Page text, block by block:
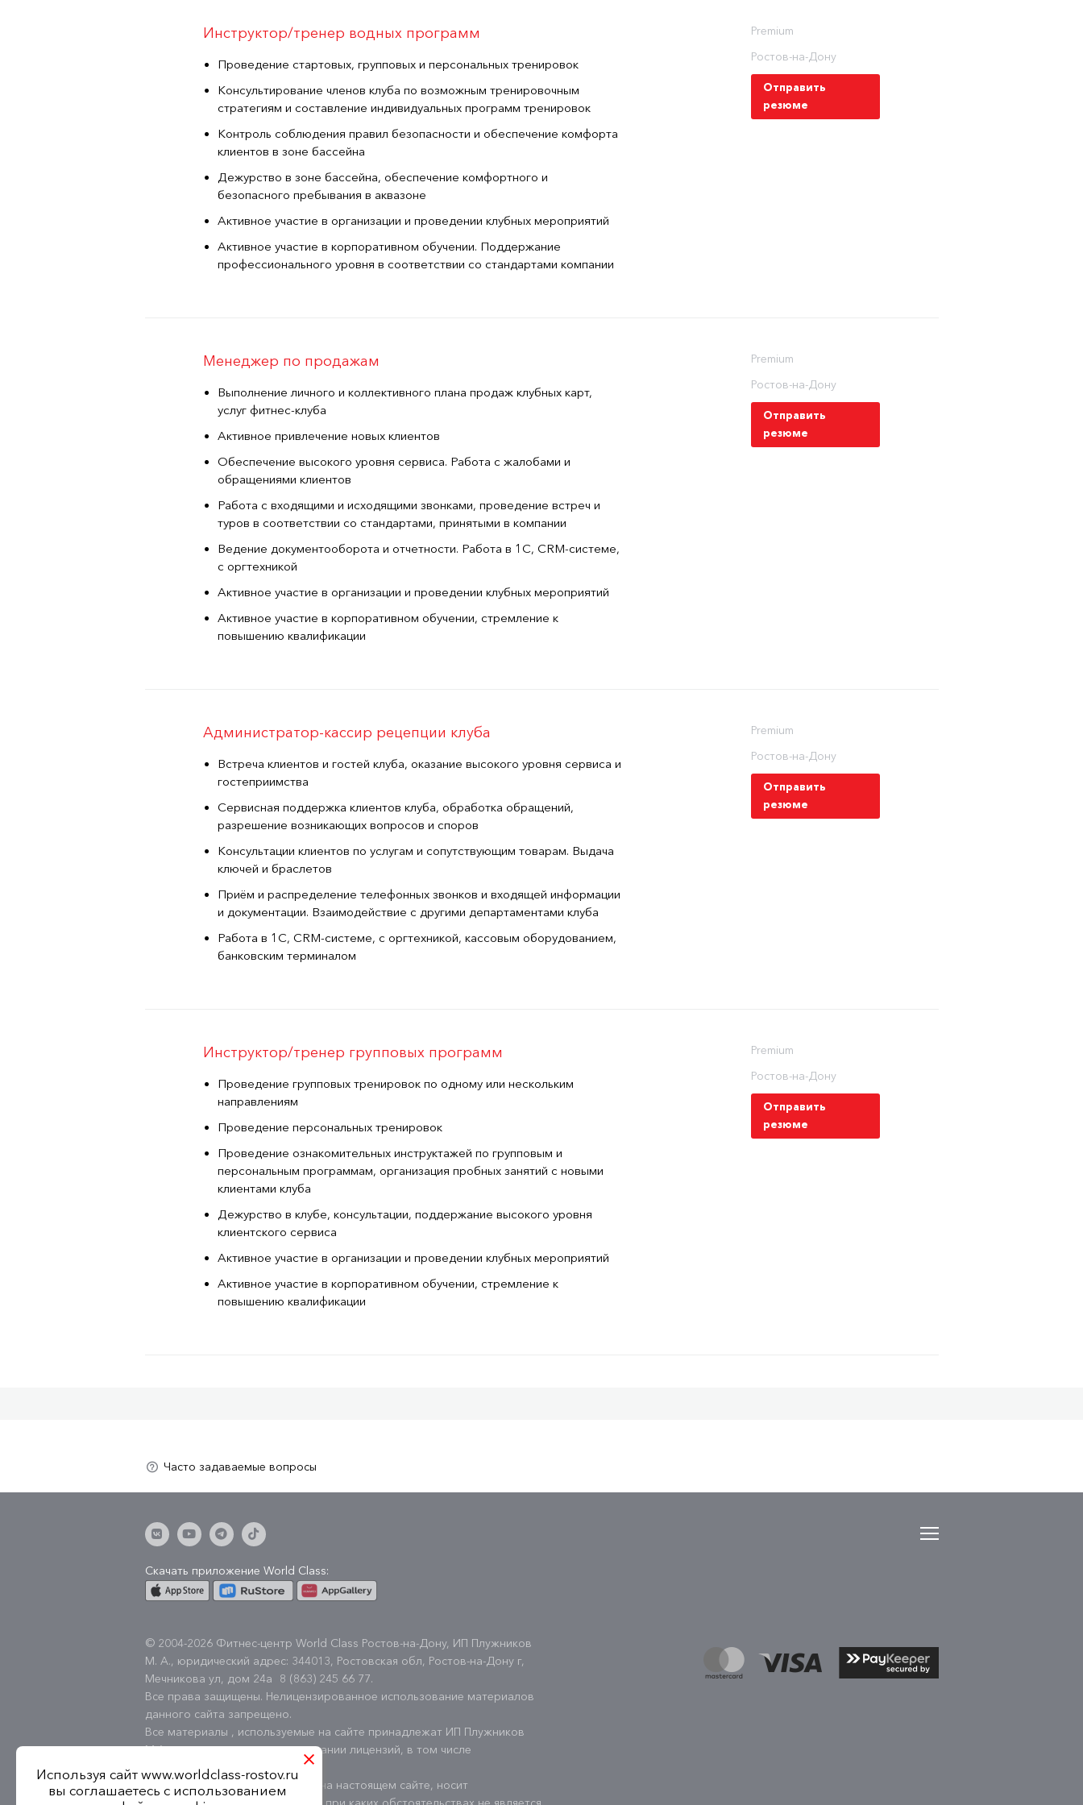
Premium
Ростов-на-Дону
Отправить
резюме
Инструктор/тренер водных программ
Проведение стартовых, групповых и персональных тренировок
Консультирование членов клуба по возможным тренировочным
стратегиям и составление индивидуальных программ тренировок
Контроль соблюдения правил безопасности и обеспечение комфорта
клиентов в зоне бассейна
Дежурство в зоне бассейна, обеспечение комфортного и
безопасного пребывания в аквазоне
Активное участие в организации и проведении клубных мероприятий
Активное участие в корпоративном обучении. Поддержание
профессионального уровня в соответствии со стандартами компании
Premium
Ростов-на-Дону
Отправить
резюме
Менеджер по продажам
Выполнение личного и коллективного плана продаж клубных карт,
услуг фитнес-клуба
Активное привлечение новых клиентов
Обеспечение высокого уровня сервиса. Работа с жалобами и
обращениями клиентов
Работа с входящими и исходящими звонками, проведение встреч и
туров в соответствии со стандартами, принятыми в компании
Ведение документооборота и отчетности. Работа в 1С, CRM-системе,
с оргтехникой
Активное участие в организации и проведении клубных мероприятий
Активное участие в корпоративном обучении, стремление к
повышению квалификации
Premium
Ростов-на-Дону
Отправить
резюме
Администратор-кассир рецепции клуба
Встреча клиентов и гостей клуба, оказание высокого уровня сервиса и
гостеприимства
Сервисная поддержка клиентов клуба, обработка обращений,
разрешение возникающих вопросов и споров
Консультации клиентов по услугам и сопутствующим товарам. Выдача
ключей и браслетов
Приём и распределение телефонных звонков и входящей информации
и документации. Взаимодействие с другими департаментами клуба
Работа в 1С, CRM-системе, с оргтехникой, кассовым оборудованием,
банковским терминалом
Premium
Ростов-на-Дону
Отправить
резюме
Инструктор/тренер групповых программ
Проведение групповых тренировок по одному или нескольким
направлениям
Проведение персональных тренировок
Проведение ознакомительных инструктажей по групповым и
персональным программам, организация пробных занятий с новыми
клиентами клуба
Дежурство в клубе, консультации, поддержание высокого уровня
клиентского сервиса
Активное участие в организации и проведении клубных мероприятий
Активное участие в корпоративном обучении, стремление к
повышению квалификации
Используя сайт www.worldclass-rostov.ru
вы соглашаетесь с использованием
Скачать приложение World Class:
© 2004-2026 Фитнес-центр World Class Ростов-на-Дону, ИП Плужников
М. А., юридический адрес: 344013, Ростовская обл, Ростов-на-Дону г,
Мечникова ул, дом 24а
8 (863) 245 66 77.
Все права защищены. Нелицензированное использование материалов
данного сайта запрещено.
Все материалы , используемые на сайте принадлежат ИП Плужников
М.А. или используются на основании лицензий, в том числе
Shutterstock.com.
Вся информация, размещённая на настоящем сайте, носит